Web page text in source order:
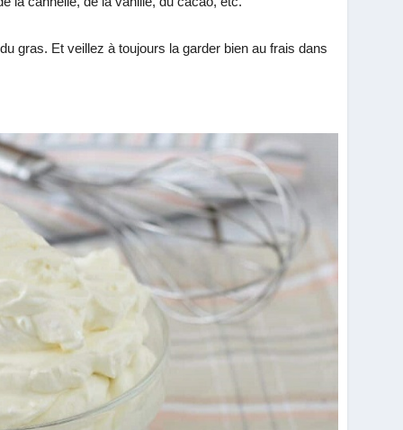
gras. Et veillez à toujours la garder bien au frais dans